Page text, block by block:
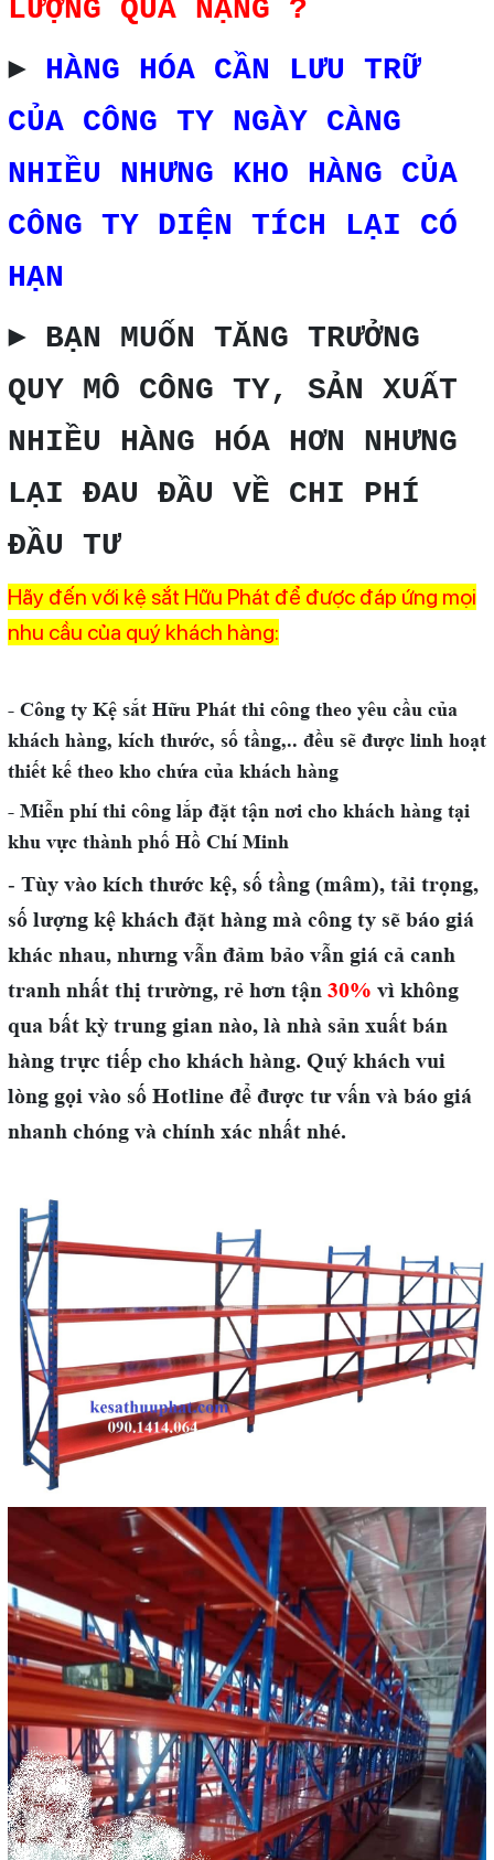
LƯỢNG QUÁ NẶNG ?
► HÀNG HÓA CẦN LƯU TRỮ
CỦA CÔNG TY NGÀY CÀNG
NHIỀU NHƯNG KHO HÀNG CỦA
CÔNG TY DIỆN TÍCH LẠI CÓ
HẠN
► BẠN MUỐN TĂNG TRƯỞNG
QUY MÔ CÔNG TY, SẢN XUẤT
NHIỀU HÀNG HÓA HƠN NHƯNG
LẠI ĐAU ĐẦU VỀ CHI PHÍ
ĐẦU TƯ
Hãy đến với kệ sắt Hữu Phát để được đáp ứng mọi
nhu cầu của quý khách hàng:
- Công ty Kệ sắt Hữu Phát thi công theo yêu cầu của
khách hàng, kích thước, số tầng,.. đều sẽ được linh hoạt
thiết kế theo kho chứa của khách hàng
- Miễn phí thi công lắp đặt tận nơi cho khách hàng tại
khu vực thành phố Hồ Chí Minh
- Tùy vào kích thước kệ, số tầng (mâm), tải trọng,
số lượng kệ khách đặt hàng mà công ty sẽ báo giá
khác nhau, nhưng vẫn đảm bảo vẫn giá cả canh
tranh nhất thị trường, rẻ hơn tận 30% vì không
qua bất kỳ trung gian nào, là nhà sản xuất bán
hàng trực tiếp cho khách hàng. Quý khách vui
lòng gọi vào số Hotline để được tư vấn và báo giá
nhanh chóng và chính xác nhất nhé.